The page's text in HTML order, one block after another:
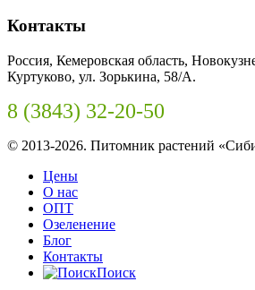
Контакты
Россия, Кемеровская область,
Куртуково, ул. Зорькина, 58/А.
8 (3843) 32-20-50
© 2013-2026. Питомник растений
Цены
О нас
ОПТ
Озеленение
Блог
Контакты
Поиск